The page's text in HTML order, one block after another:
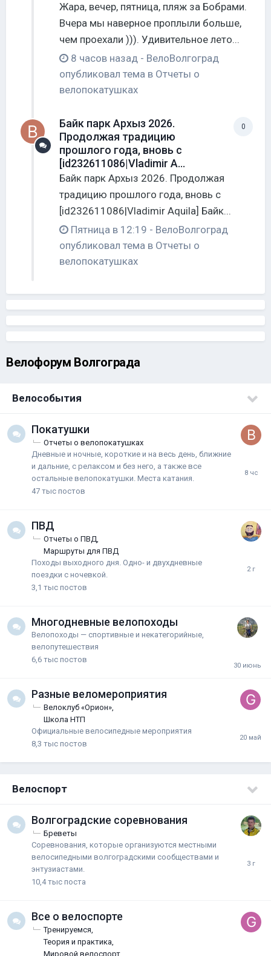
Жара, вечер, пятница, пляж за Бобрами.
Вчера мы наверное проплыли больше,
чем проехали ))). Удивительное лето...
8 часов назад - ВелоВолгоград
опубликовал тема в Отчеты о
велопокатушках
0
Байк парк Архыз 2026.
Продолжая традицию
прошлого года, вновь с
[id232611086|Vladimir A...
Байк парк Архыз 2026. Продолжая
традицию прошлого года, вновь с
[id232611086|Vladimir Aquila] Байк...
Пятница в 12:19 - ВелоВолгоград
опубликовал тема в Отчеты о
велопокатушках
Велофорум Волгограда
Велособытия
Покатушки
Отчеты о велопокатушках
Дневные и ночные, короткие и на весь день, ближние
и дальние, с релаксом и без него, а также все
остальные велопокатушки. Места катания.
47 тыс постов
ПВД
Отчеты о ПВД
Маршруты для ПВД
Походы выходного дня. Одно- и двухдневные
поездки с ночевкой.
3,1 тыс постов
Многодневные велопоходы
Велопоходы — спортивные и некатегорийные,
велопутешествия
6,6 тыс постов
Разные веломероприятия
Велоклуб «Орион»
Школа НТП
Официальные велосипедные мероприятия
8,3 тыс постов
Велоспорт
Волгоградские соревнования
Бреветы
Соревнования, которые организуются местными
велосипедными волгоградскими сообществами и
энтузиастами.
10,4 тыс поста
Все о велоспорте
Тренируемся
Теория и практика
Мировой велоспорт